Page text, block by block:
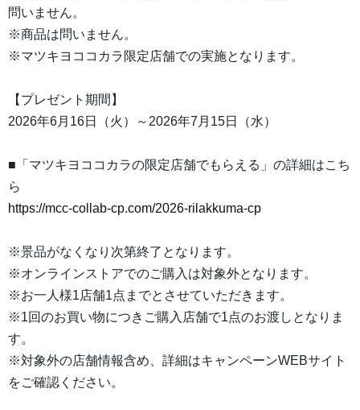
問いません。
※商品は問いません。
※マツキヨココカラ限定店舗での実施となります。
【プレゼント期間】
2026年6月16日（火）～2026年7月15日（水）
■「マツキヨココカラの限定店舗でもらえる」の詳細はこち
ら
https://mcc-collab-cp.com/2026-rilakkuma-cp
※景品がなくなり次第終了となります。
※オンラインストアでのご購入は対象外となります。
※お一人様1店舗1点までとさせていただきます。
※1回のお買い物につきご購入店舗で1点のお渡しとなりま
す。
※対象外の店舗情報含め、詳細はキャンペーンWEBサイト
をご確認ください。